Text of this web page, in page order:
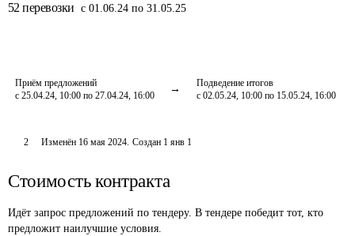
52 перевозки с 01.06.24 по 31.05.25
Приём предложений
с 25.04.24, 10:00 по 27.04.24, 16:00
Подведение итогов
с 02.05.24, 10:00 по 15.05.24, 16:00
2 Изменён 16 мая 2024. Создан 1 янв 1
Стоимость контракта
Идёт запрос предложений по тендеру. В тендере победит тот, кто
предложит наилучшие условия.